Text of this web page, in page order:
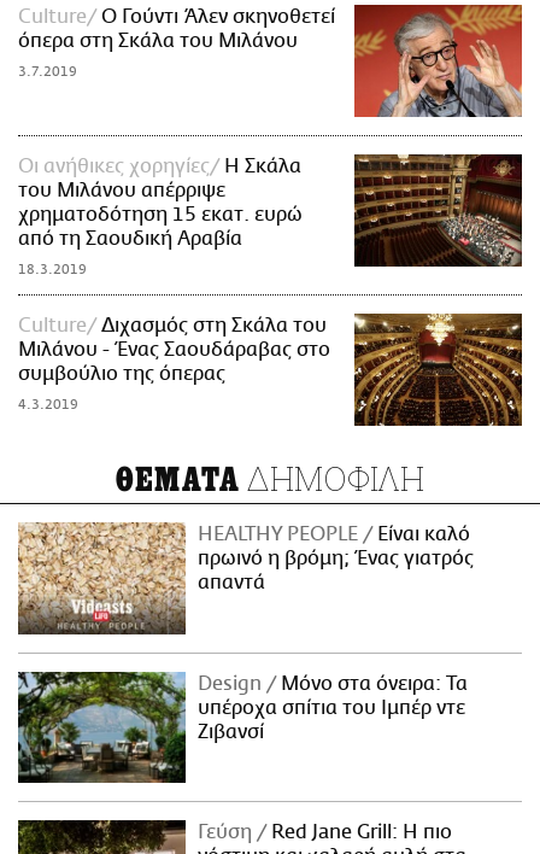
Culture
Ο Γούντι Άλεν σκηνοθετεί
όπερα στη Σκάλα του Μιλάνου
3.7.2019
Οι ανήθικες χορηγίες
H Σκάλα
του Μιλάνου απέρριψε
χρηματοδότηση 15 εκατ. ευρώ
από τη Σαουδική Αραβία
18.3.2019
Culture
Διχασμός στη Σκάλα του
Μιλάνου - Ένας Σαουδάραβας στο
συμβούλιο της όπερας
4.3.2019
ΘΕΜΑΤΑ ΔΗΜΟΦΙΛΗ
HEALTHY PEOPLE
Είναι καλό
πρωινό η βρόμη; Ένας γιατρός
απαντά
Design
Μόνο στα όνειρα: Τα
υπέροχα σπίτια του Ιμπέρ ντε
Ζιβανσί
Γεύση
Red Jane Grill: Η πιο